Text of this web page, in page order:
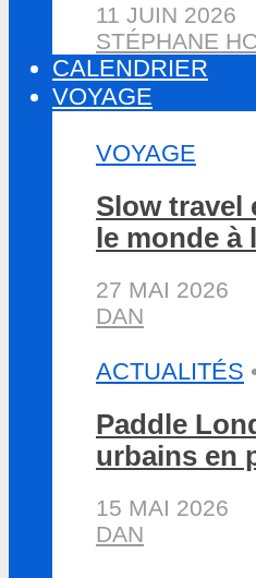
11 JUIN 2026
STÉPHANE
CALENDRIER
VOYAGE
VOYAGE
Slow travel
le monde à
27 MAI 2026
DAN
ACTUALITÉS
Paddle
urbains en
15 MAI 2026
DAN